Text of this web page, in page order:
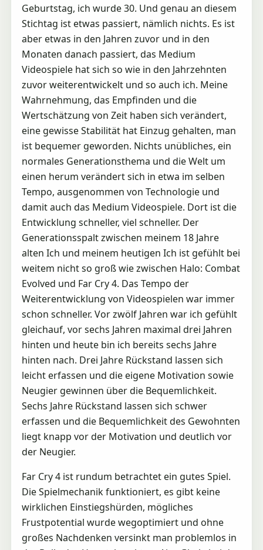
Geburtstag, ich wurde 30. Und genau an diesem
Stichtag ist etwas passiert, nämlich nichts. Es ist
aber etwas in den Jahren zuvor und in den
Monaten danach passiert, das Medium
Videospiele hat sich so wie in den Jahrzehnten
zuvor weiterentwickelt und so auch ich. Meine
Wahrnehmung, das Empfinden und die
Wertschätzung von Zeit haben sich verändert,
eine gewisse Stabilität hat Einzug gehalten, man
ist bequemer geworden. Nichts unübliches, ein
normales Generationsthema und die Welt um
einen herum verändert sich in etwa im selben
Tempo, ausgenommen von Technologie und
damit auch das Medium Videospiele. Dort ist die
Entwicklung schneller, viel schneller. Der
Generationsspalt zwischen meinem 18 Jahre
alten Ich und meinem heutigen Ich ist gefühlt bei
weitem nicht so groß wie zwischen Halo: Combat
Evolved und Far Cry 4. Das Tempo der
Weiterentwicklung von Videospielen war immer
schon schneller. Vor zwölf Jahren war ich gefühlt
gleichauf, vor sechs Jahren maximal drei Jahren
hinten und heute bin ich bereits sechs Jahre
hinten nach. Drei Jahre Rückstand lassen sich
leicht erfassen und die eigene Motivation sowie
Neugier gewinnen über die Bequemlichkeit.
Sechs Jahre Rückstand lassen sich schwer
erfassen und die Bequemlichkeit des Gewohnten
liegt knapp vor der Motivation und deutlich vor
der Neugier.
Far Cry 4 ist rundum betrachtet ein gutes Spiel.
Die Spielmechanik funktioniert, es gibt keine
wirklichen Einstiegshürden, mögliches
Frustpotential wurde wegoptimiert und ohne
großes Nachdenken versinkt man problemlos in